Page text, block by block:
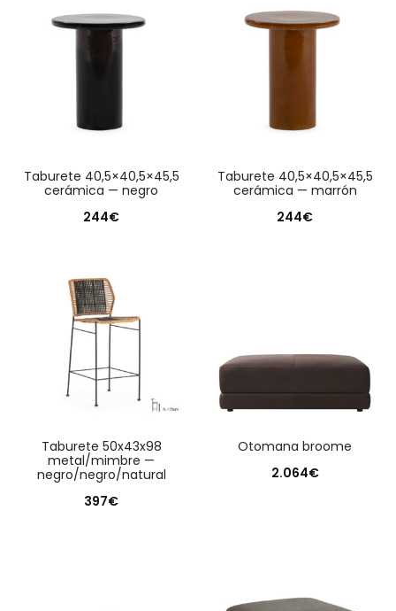
taburete 40,5×40,5×45,5
cerámica — negro
244€
taburete 40,5×40,5×45,5
cerámica — marrón
244€
taburete 50x43x98
metal/mimbre —
negro/negro/natural
397€
otomana broome
2.064€